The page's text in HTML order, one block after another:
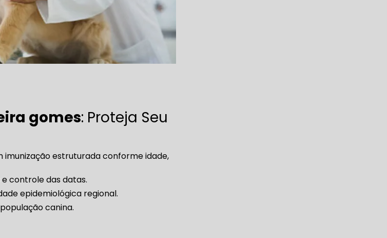
gomes: Proteja Seu
imunização estruturada conforme idade,
controle das datas.
epidemiológica regional.
canina.